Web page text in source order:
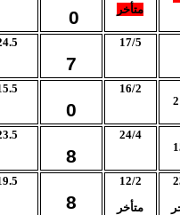
0
متأخر
7
17/5
0
16/2
8
24/4
8
12/2
متأخر